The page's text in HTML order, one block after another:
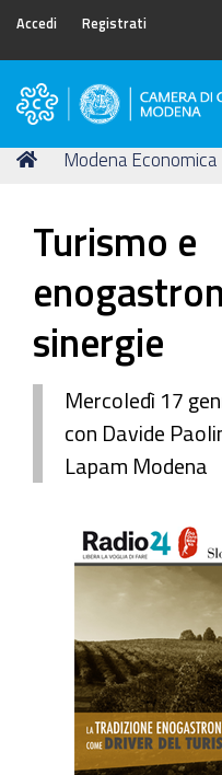
Accedi Registrati
Camera
Commercio
Tu
Home
Modena Economica
Turismo e
sinergie
Mercoledì 17
con Davide
Lapam Modena